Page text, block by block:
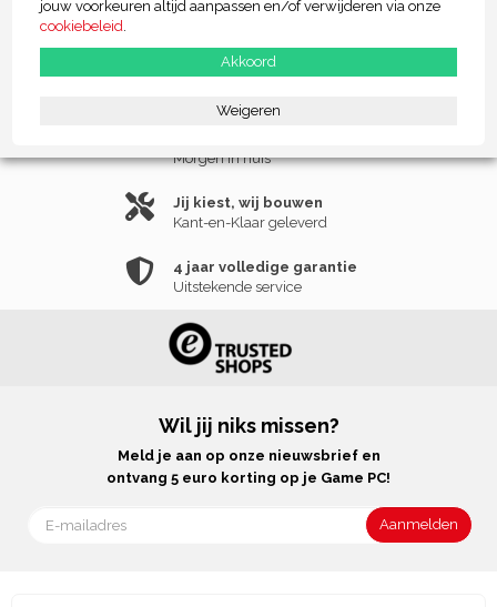
jouw voorkeuren altijd aanpassen en/of verwijderen via onze
cookiebeleid.
Akkoord
Weigeren
Nieuw
Niet goed, geld terug
Morgen in huis
Jij kiest, wij bouwen
Kant-en-Klaar geleverd
4 jaar volledige garantie
Uitstekende service
Wil jij niks missen?
Meld je aan op onze nieuwsbrief en
ontvang 5 euro korting op je Game PC!